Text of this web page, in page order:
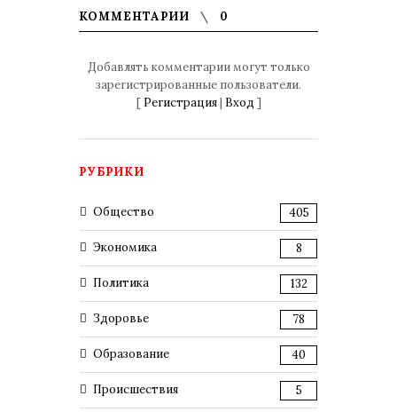
КОММЕНТАРИИ 0
Добавлять комментарии могут только
зарегистрированные пользователи.
[ Регистрация| Вход ]
РУБРИКИ
Общество 405
Экономика 8
Политика 132
Здоровье 78
Образование 40
Происшествия 5